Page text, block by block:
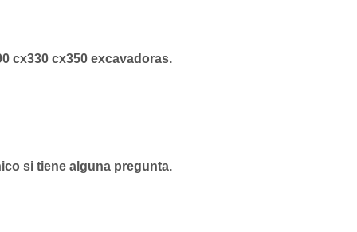
cx330 cx350 excavadoras.
si tiene alguna pregunta.